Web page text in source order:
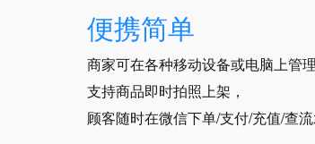
便携简单
商家可在各种移动设备或电脑上管
支持商品即时拍照上架，
顾客随时在微信下单/支付/充值/查